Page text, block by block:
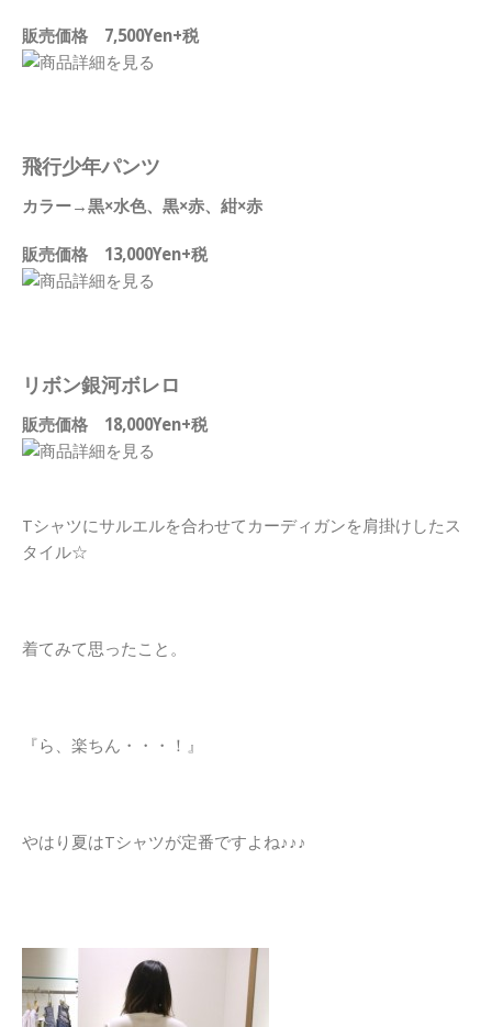
販売価格 7,500Yen+税
飛行少年パンツ
カラー→黒×水色、黒×赤、紺×赤
販売価格 13,000Yen+税
リボン銀河ボレロ
販売価格 18,000Yen+税
Tシャツにサルエルを合わせてカーディガンを肩掛けしたス
タイル☆
着てみて思ったこと。
『ら、楽ちん・・・！』
やはり夏はTシャツが定番ですよね♪♪♪